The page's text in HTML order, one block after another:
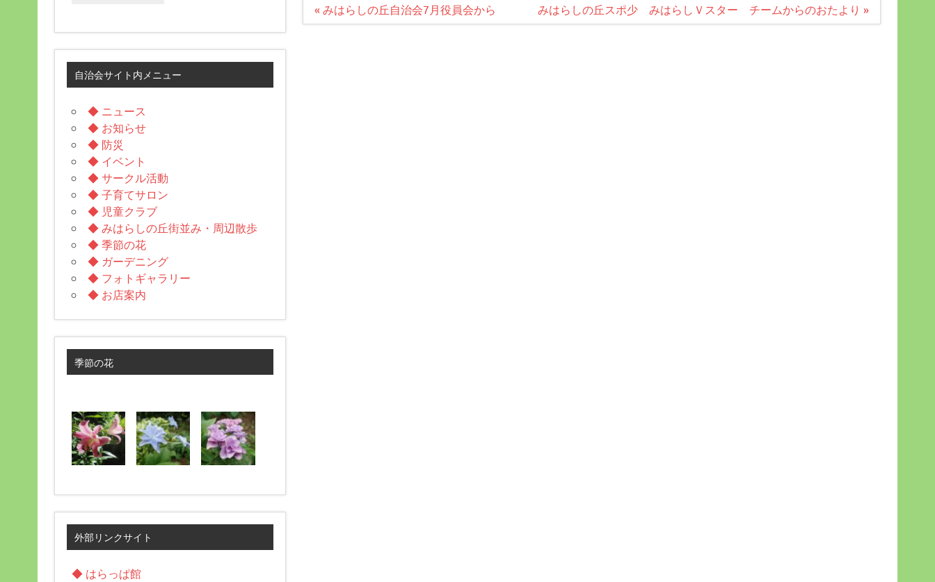
投
稿
« みはらしの丘自治会7月役員会から みはらしの丘スポ少 みはらしＶスター チームからのおたより »
自治会サイト内メニュー
◆ ニュース
◆ お知らせ
◆ 防災
◆ イベント
◆ サークル活動
◆ 子育てサロン
◆ 児童クラブ
◆ みはらしの丘街並み・周辺散歩
◆ 季節の花
◆ ガーデニング
◆ フォトギャラリー
◆ お店案内
季節の花
外部リンクサイト
◆ はらっぱ館